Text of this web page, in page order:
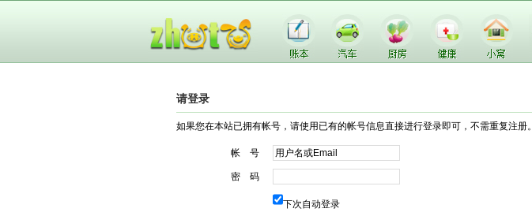
请登录
如果您在本站已拥有帐号，请使用已有的帐号信息直接进行登录即可，不需重复注册。
帐 号
密 码
下次自动登录